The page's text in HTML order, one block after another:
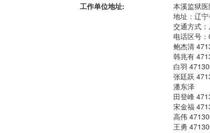
工作单位地址:
本溪监狱
地址：辽
交通方式
电话区号
鲍杰清
韩兆有
白羽
张廷跃
潘东泽
田登峰
宋金福
高伟
王勇